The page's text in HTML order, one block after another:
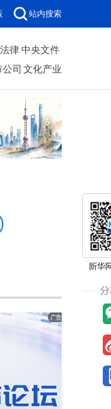
站内搜索
法律 中央文件
公司 文化产业